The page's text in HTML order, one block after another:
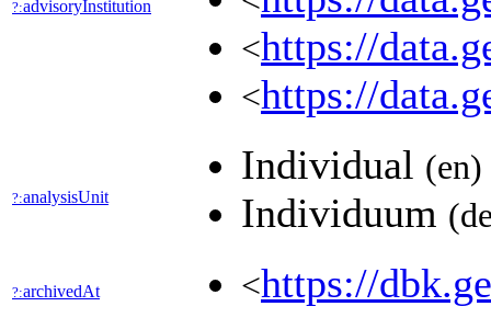
?:advisoryInstitution
<https://
<https://
?:analysisUnit
Individual (en)
Individuum
?:archivedAt <https://